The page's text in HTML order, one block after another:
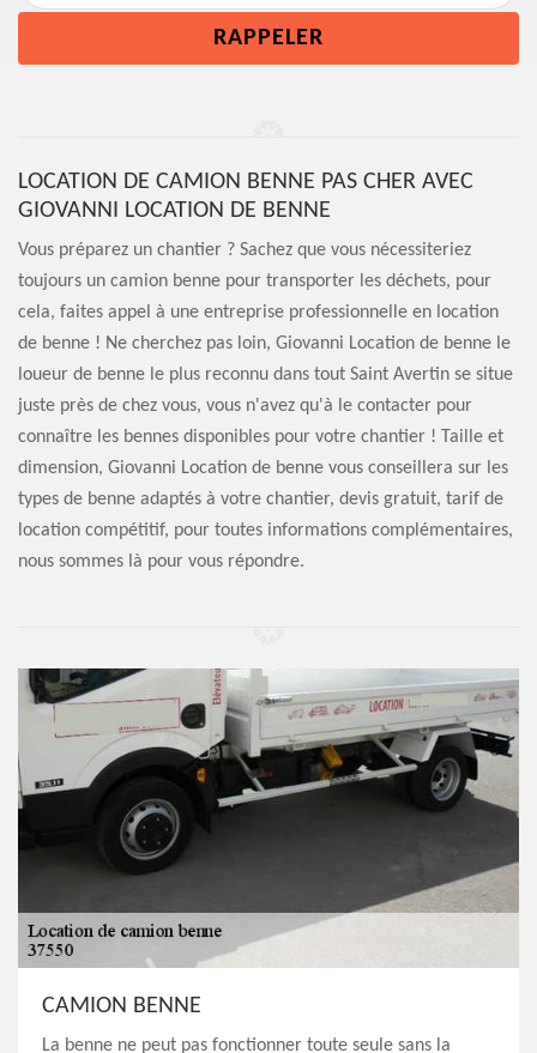
LOCATION DE CAMION BENNE PAS CHER AVEC
GIOVANNI LOCATION DE BENNE
Vous préparez un chantier ? Sachez que vous nécessiteriez
toujours un camion benne pour transporter les déchets, pour
cela, faites appel à une entreprise professionnelle en location
de benne ! Ne cherchez pas loin, Giovanni Location de benne le
loueur de benne le plus reconnu dans tout Saint Avertin se situe
juste près de chez vous, vous n'avez qu'à le contacter pour
connaître les bennes disponibles pour votre chantier ! Taille et
dimension, Giovanni Location de benne vous conseillera sur les
types de benne adaptés à votre chantier, devis gratuit, tarif de
location compétitif, pour toutes informations complémentaires,
nous sommes là pour vous répondre.
CAMION BENNE
La benne ne peut pas fonctionner toute seule sans la